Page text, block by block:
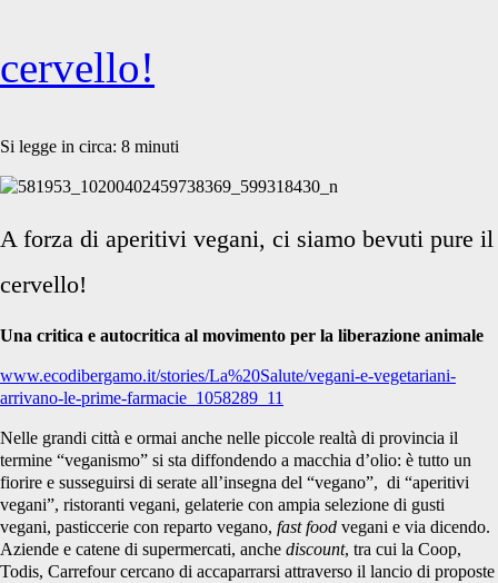
cervello!
Si legge in circa: 8 minuti
A forza di aperitivi vegani, ci siamo bevuti pure il
cervello!
Una critica e autocritica al movimento per la liberazione animale
www.ecodibergamo.it/stories/La%20Salute/vegani-e-vegetariani-
arrivano-le-prime-farmacie_1058289_11
Nelle grandi città e ormai anche nelle piccole realtà di provincia il
termine “veganismo” si sta diffondendo a macchia d’olio: è tutto un
fiorire e susseguirsi di serate all’insegna del “vegano”, di “aperitivi
vegani”, ristoranti vegani, gelaterie con ampia selezione di gusti
vegani, pasticcerie con reparto vegano, fast food vegani e via dicendo.
Aziende e catene di supermercati, anche discount, tra cui la Coop,
Todis, Carrefour cercano di accaparrarsi attraverso il lancio di proposte